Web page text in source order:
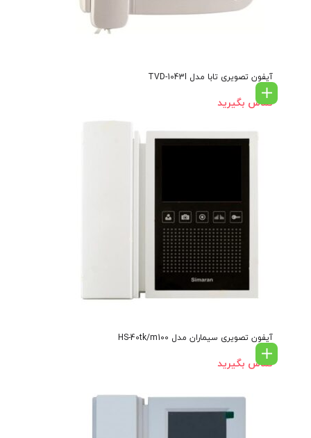
آیفون تصویری تابا مدل TVD-1043I
تماس بگیرید
آیفون تصویری سیماران مدل HS-40tk/m100
تماس بگیرید